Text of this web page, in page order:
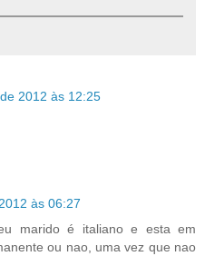
2012 às 12:25
às 06:27
marido é italiano e esta em
ou nao, uma vez que nao